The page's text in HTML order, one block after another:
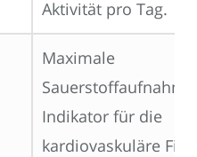
Aktivität pro Tag.
Maximale
Indikator für die
kardiovaskuläre